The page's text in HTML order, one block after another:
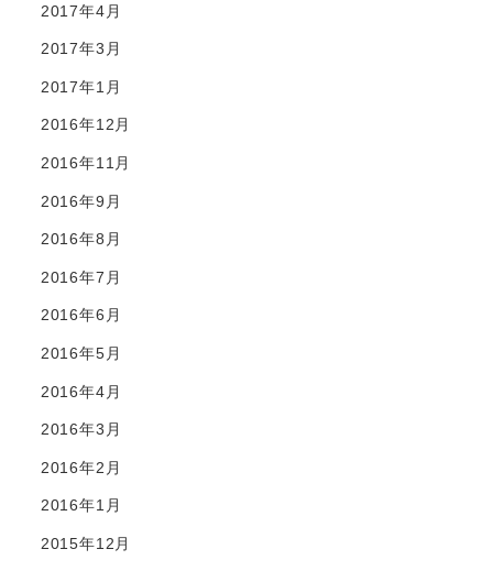
2017年4月
2017年3月
2017年1月
2016年12月
2016年11月
2016年9月
2016年8月
2016年7月
2016年6月
2016年5月
2016年4月
2016年3月
2016年2月
2016年1月
2015年12月